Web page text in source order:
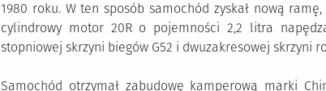
1980 roku. W ten sposób samochód zyskał nową
cylindrowy motor 20R o pojemności 2,2 litra
stopniowej skrzyni biegów G52 i dwuzakresowej skrzyni
Samochód otrzymał zabudowę kamperową marki